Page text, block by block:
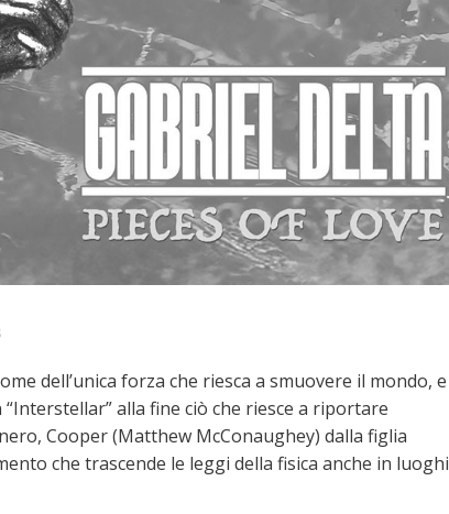
dell’unica forza che riesca a smuovere il mondo, e
alla fine ciò che riesce a riportare
Cooper (Matthew McConaughey) dalla figlia
che trascende le leggi della fisica anche in luoghi